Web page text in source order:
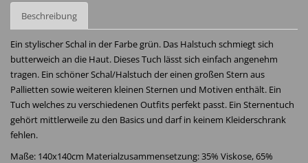
Beschreibung
Ein stylischer Schal in der Farbe grün. Das Halstuch schmiegt sich
butterweich an die Haut. Dieses Tuch lässt sich einfach angenehm
tragen. Ein schöner Schal/Halstuch der einen großen Stern aus
Pallietten sowie weiteren kleinen Sternen und Motiven enthält. Ein
Tuch welches zu verschiedenen Outfits perfekt passt. Ein Sternentuch
gehört mittlerweile zu den Basics und darf in keinem Kleiderschrank
fehlen.
Maße: 140x140cm Materialzusammensetzung: 35% Viskose, 65%